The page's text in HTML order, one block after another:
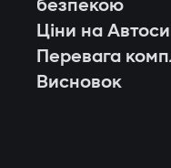
безпекою
Ціни на
Перевага
Висновок